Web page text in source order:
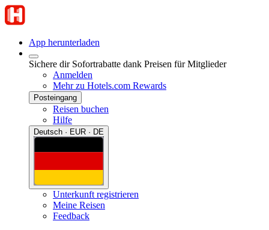
App herunterladen
Sichere dir Sofortrabatte dank Preisen für Mitglieder
Anmelden
Mehr zu Hotels.com Rewards
Posteingang
Reisen buchen
Hilfe
Deutsch · EUR · DE
Unterkunft registrieren
Meine Reisen
Feedback